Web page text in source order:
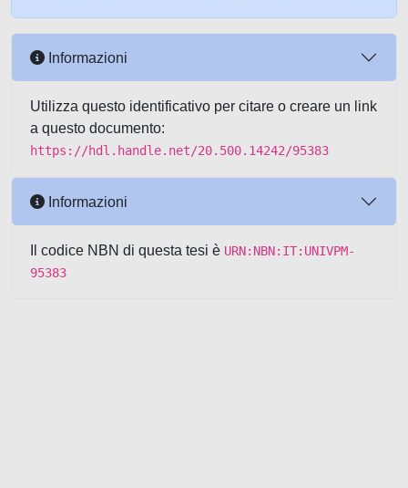
Informazioni
Utilizza questo identificativo per citare o creare un link
a questo documento:
https://hdl.handle.net/20.500.14242/95383
Informazioni
Il codice NBN di questa tesi è URN:NBN:IT:UNIVPM-
95383